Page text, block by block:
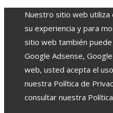
Nuestro sitio web utiliza
su experiencia y para
sitio web también
Google Adsense,
web, usted acepta el
nuestra Política de
consultar nuestra